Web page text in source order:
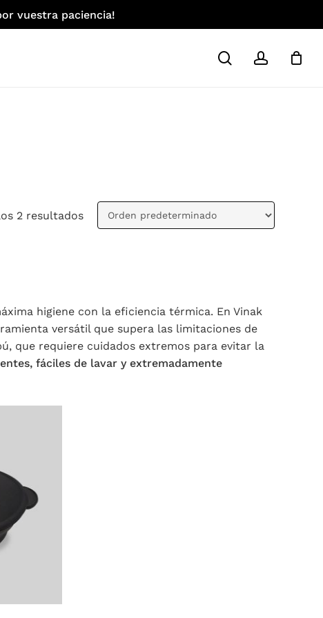
vuestra paciencia!
searchaccount
2 resultados
higiene con la eficiencia térmica. En Vinak
versátil que supera las limitaciones de
que requiere cuidados extremos para evitar la
fáciles de lavar y extremadamente